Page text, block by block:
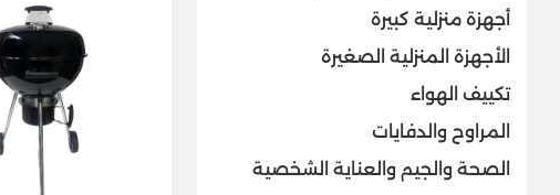
أجهزة منزلية كبيرة
الأجهزة المنزلية الصغيرة
تكييف الهواء
المراوح والدفايات
الصحة والجيم والعناية الشخصية